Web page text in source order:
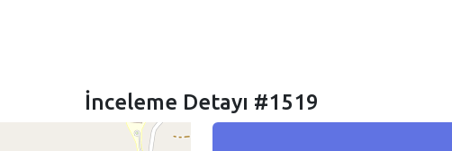
İnceleme Detayı #1519